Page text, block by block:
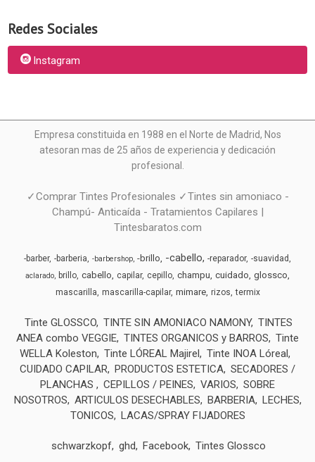
Redes Sociales
Instagram
Empresa constituida en 1988 en el Norte de Madrid, Nos
atesoran mas de 25 años de experiencia y dedicación
profesional.
✓Comprar Tintes Profesionales ✓Tintes sin amoniaco -
Champú- Anticaída - Tratamientos Capilares |
Tintesbaratos.com
-barber -barberia -barbershop -brillo -cabello -reparador -suavidad
aclarado brillo cabello capilar cepillo champu cuidado glossco
mascarilla mascarilla-capilar mimare rizos termix
Tinte GLOSSCO TINTE SIN AMONIACO NAMONY TINTES
ANEA combo VEGGIE TINTES ORGANICOS y BARROS
Tinte
WELLA Koleston
Tinte LÓREAL Majirel
Tinte INOA Lóreal
CUIDADO CAPILAR PRODUCTOS ESTETICA SECADORES /
PLANCHAS
CEPILLOS / PEINES VARIOS
SOBRE
NOSOTROS
ARTICULOS DESECHABLES BARBERIA LECHES,
TONICOS
LACAS/SPRAY FIJADORES
schwarzkopf ghd Facebook Tintes Glossco